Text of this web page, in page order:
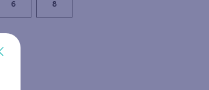
6 8